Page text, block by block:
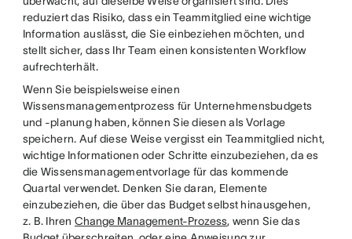
reduziert das Risiko, dass ein Teammitglied eine wichtige
Information auslässt, die Sie einbeziehen möchten, und
stellt sicher, dass Ihr Team einen konsistenten Workflow
aufrechterhält.
Wenn Sie beispielsweise einen
Wissensmanagementprozess für Unternehmensbudgets
und -planung haben, können Sie diesen als Vorlage
speichern. Auf diese Weise vergisst ein Teammitglied nicht,
wichtige Informationen oder Schritte einzubeziehen, da es
die Wissensmanagementvorlage für das kommende
Quartal verwendet. Denken Sie daran, Elemente
einzubeziehen, die über das Budget selbst hinausgehen,
z. B. IhrenChange Management-Prozess, wenn Sie das